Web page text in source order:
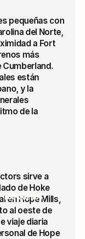
TUS SUEÑOS
pequeñas con
del Norte,
a Fort
más
Cumberland.
están
y la
de la
sirve a
de Hoke
en Hope Mills,
al oeste de
viaje diaria
de Hope